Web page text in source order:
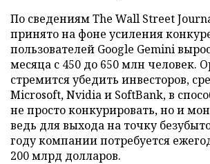
По сведениям The Wall Street
принято на фоне усиления
пользователей Google Gemini
месяца с 450 до 650 млн человек.
стремится убедить инвесторов,
Microsoft, Nvidia и SoftBank, в
не просто конкурировать, но и
ведь для выхода на точку
году компании потребуется
200 млрд долларов.